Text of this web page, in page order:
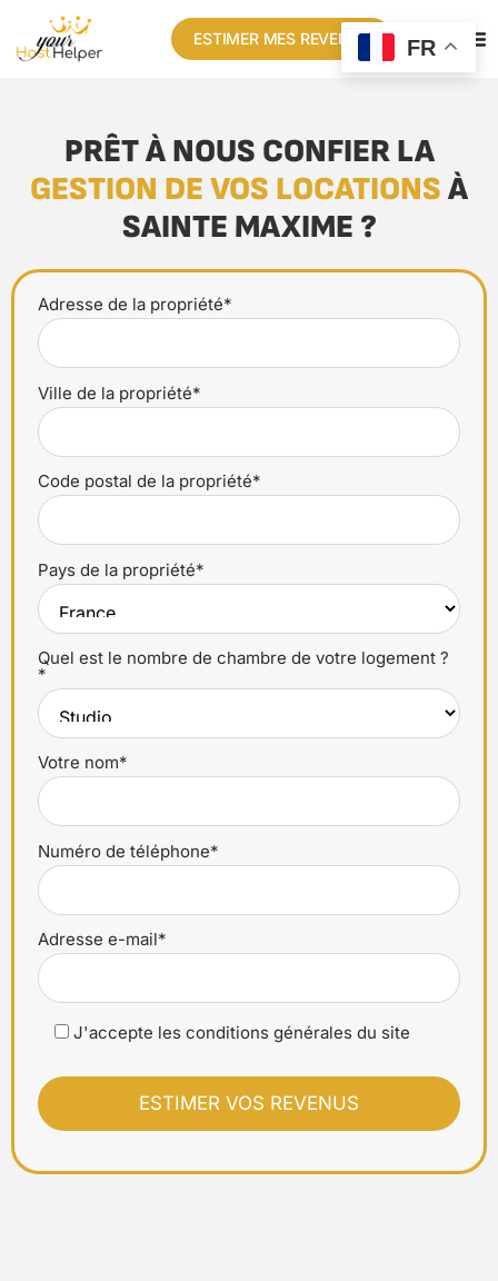
ESTIMER MES REVENUS
PRÊT À NOUS CONFIER LA
GESTION DE VOS LOCATIONS À
SAINTE MAXIME ?
Adresse de la propriété*
Ville de la propriété*
Code postal de la propriété*
Pays de la propriété*
Quel est le nombre de chambre de votre logement ?
*
Votre nom*
Numéro de téléphone*
Adresse e-mail*
J'accepte les conditions générales du site
FR